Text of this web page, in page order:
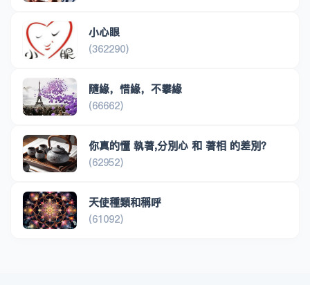
小心眼
(362290)
隨緣，惜緣，不攀緣
(66662)
你真的懂 執著,分別心 和 著相 的差別？
(62952)
天使種類和稱呼
(61092)